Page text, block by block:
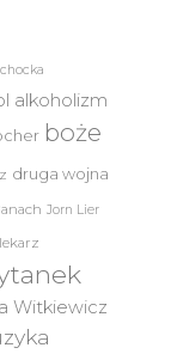
alkoholizm
boże
druga wojna
Jorn Lier
lekarz
Witkiewicz